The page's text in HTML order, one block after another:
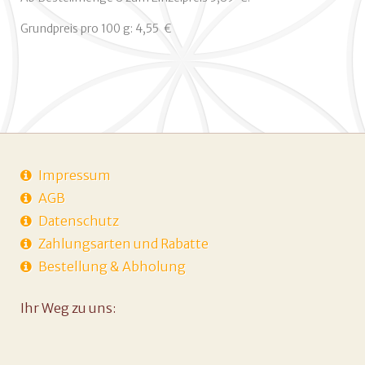
Grundpreis pro 100 g: 4,55  €
Impressum
AGB
Datenschutz
Zahlungsarten und Rabatte
Bestellung & Abholung
Ihr Weg zu uns: